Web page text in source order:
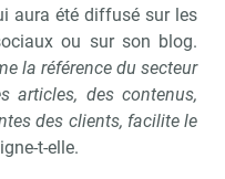
aura été diffusé sur les
ou sur son blog.
la référence du secteur
articles, des contenus,
des clients, facilite le
t-elle.